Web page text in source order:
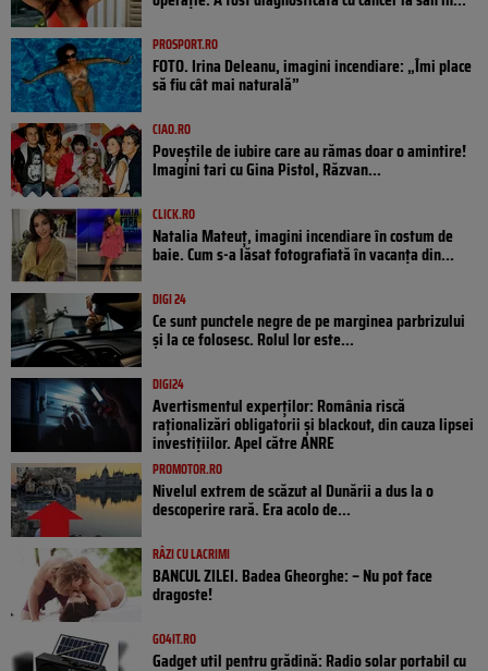
PROSPORT.RO
FOTO. Irina Deleanu, imagini incendiare: „Îmi place
să fiu cât mai naturală”
CIAO.RO
Poveştile de iubire care au rămas doar o amintire!
Imagini tari cu Gina Pistol, Răzvan...
CLICK.RO
Natalia Mateuț, imagini incendiare în costum de
baie. Cum s-a lăsat fotografiată în vacanța din...
DIGI 24
Ce sunt punctele negre de pe marginea parbrizului
și la ce folosesc. Rolul lor este...
DIGI24
Avertismentul experților: România riscă
raționalizări obligatorii și blackout, din cauza lipsei
investițiilor. Apel către ANRE
PROMOTOR.RO
Nivelul extrem de scăzut al Dunării a dus la o
descoperire rară. Era acolo de...
RÂZI CU LACRIMI
BANCUL ZILEI. Badea Gheorghe: – Nu pot face
dragoste!
GO4IT.RO
Gadget util pentru grădină: Radio solar portabil cu